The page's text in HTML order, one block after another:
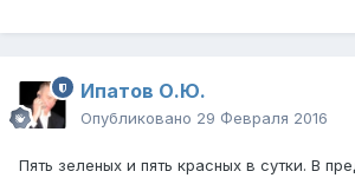
Ипатов О.Ю.
Опубликовано 29 Февраля 2016
Пять зеленых и пять красных в сутки. В